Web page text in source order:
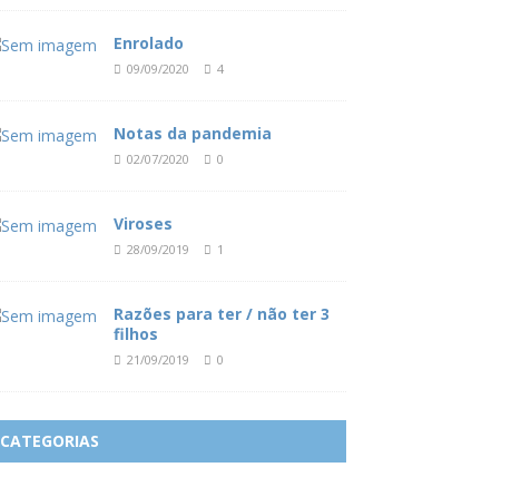
Enrolado
09/09/2020 4
Notas da pandemia
02/07/2020 0
Viroses
28/09/2019 1
Razões para ter / não ter 3
filhos
21/09/2019 0
CATEGORIAS